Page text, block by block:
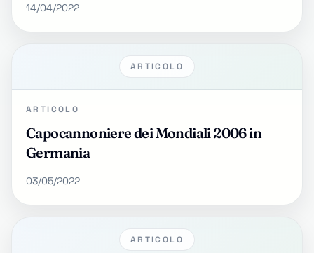
14/04/2022
ARTICOLO
ARTICOLO
Capocannoniere dei Mondiali 2006 in
Germania
03/05/2022
ARTICOLO